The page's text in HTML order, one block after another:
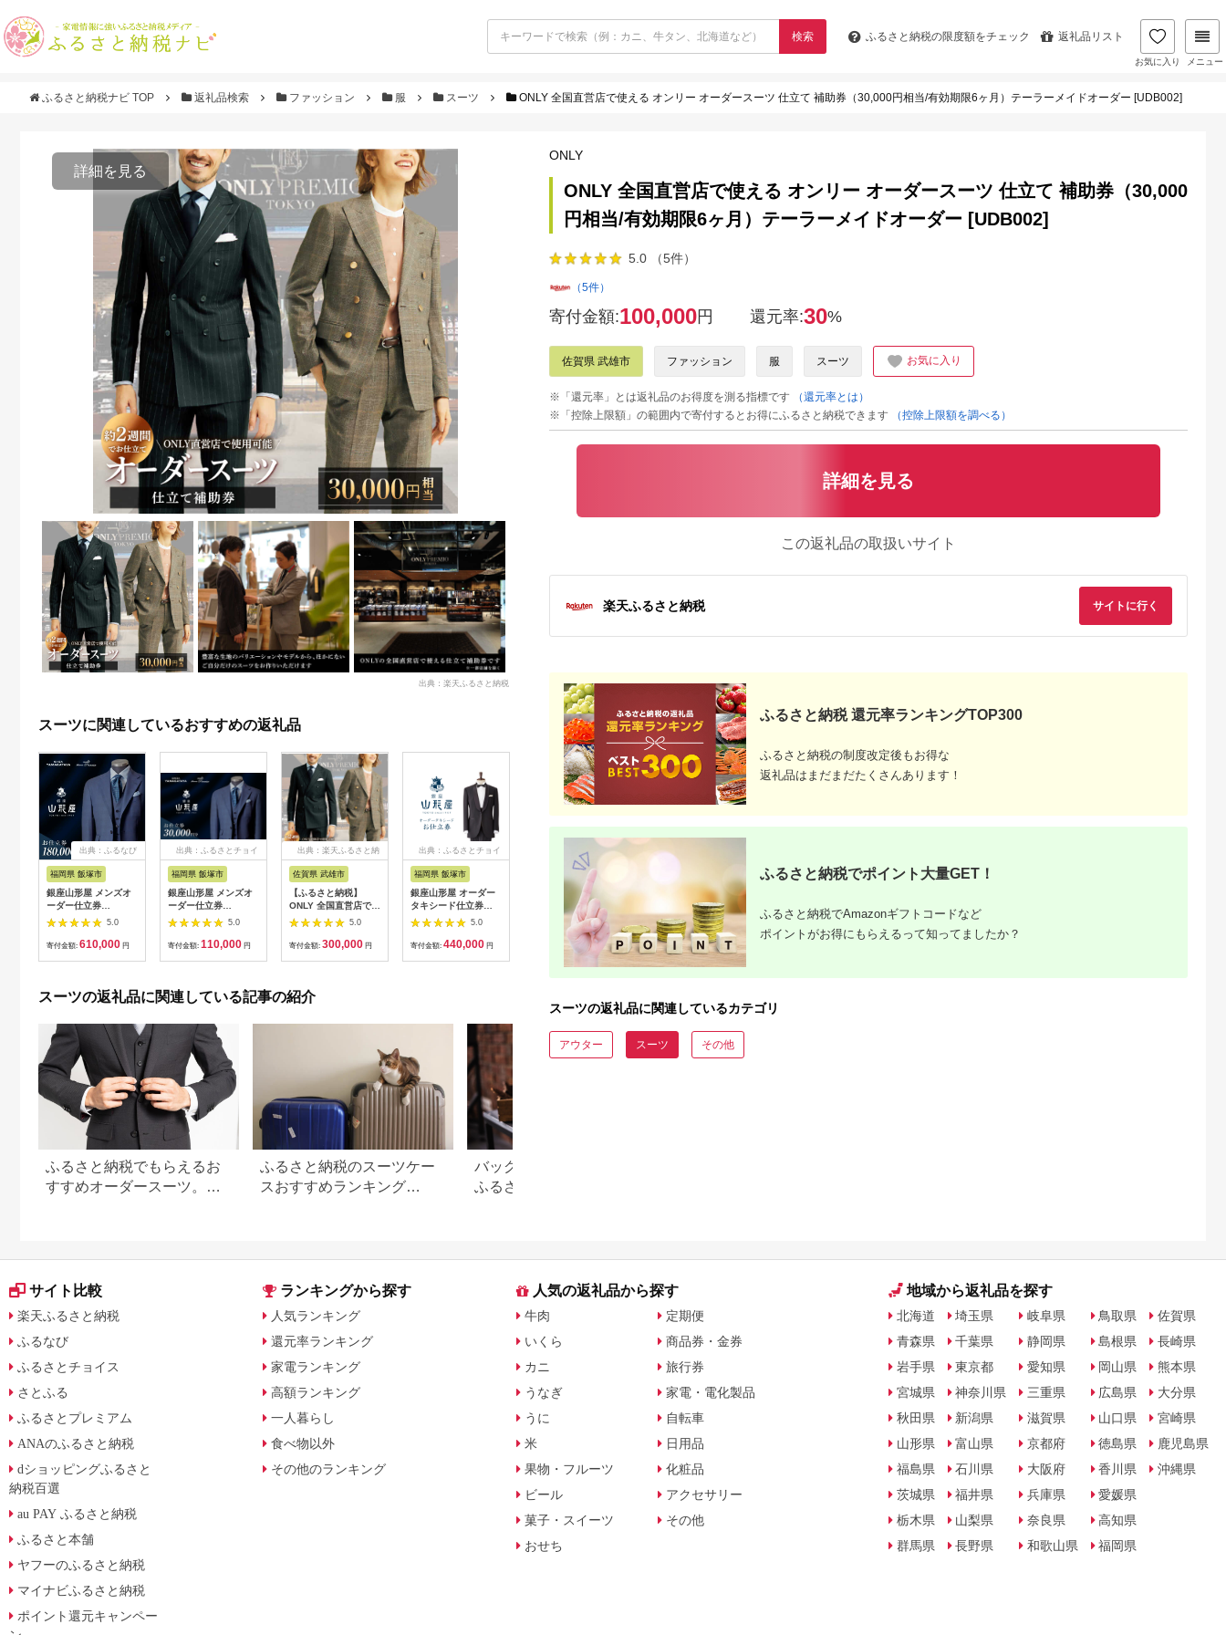
検索 ふるさと納税の限度額をチェック 返礼品リスト
お気に入り メニュー
ふるさと納税ナビ TOP 返礼品検索 ファッション 服 スーツ ONLY 全国直営店で使える オンリー オーダースーツ 仕立て 補助券（30,000円相当/有効期限6ヶ月）テーラーメイドオーダー [UDB002]
詳細を見る
出典：楽天ふるさと納税
スーツに関連しているおすすめの返礼品
出典：ふるなび
福岡県 飯塚市
銀座山形屋 メンズオ
ーダー仕立券
（180,000円分）
【O1-001】オーダー
スーツ オーダー スー
ャケット パンツ ベス
イヤルカスタムオーダ
ー ハイグレード 贈答
ギフト 福岡 飯塚
5.0
寄付金額: 610,000 円
出典：ふるさとチョイ
福岡県 飯塚市
銀座山形屋 メンズオ
ーダー仕立券
（30,000円分）【J1-
5.0
寄付金額: 110,000 円
出典：楽天ふるさと納
佐賀県 武雄市
【ふるさと納税】
ONLY 全国直営店で使
える オンリー オーダ
ースーツ 仕立て 補助
券（90,000円相当/有
ーダースーツ メンズ
レディース チケット
5.0
寄付金額: 300,000 円
出典：ふるさとチョイ
福岡県 飯塚市
銀座山形屋 オーダー
タキシード仕立券
I【国産服地】【M4-
5.0
寄付金額: 440,000 円
【ふるさと納税】
FABRIC TOKYO オー
ダースーツ セットア
ップ お仕立て券 ファ
ブリック東京 ファブ
リックトーキョー オ
ーダーメイド ギフ
発送いたします。(土/
ど除く)
5.0
150,000 円
出典：ふるさとチョイ
銀座山形屋 メンズオ
ーダー仕立券
（60,000円分）【K1-
003】
5.0
寄付金額:210,000
大阪府 貝塚市
券 5万円分
5.0
兵庫県 西脇市
て補助券3,000円分／
ご自身用包装（10-
5.0
贈答利用可（10-66）
スーツの返礼品に関連している記事の紹介
ふるさと納税でもらえるお
すすめオーダースーツ。山
ふるさと納税のスーツケー
スおすすめランキング
バッグやスーツケースも！
ふるさと納税で高還元率の
ONLY
ONLY 全国直営店で使える オンリー オーダースーツ 仕立て 補助券（30,000
円相当/有効期限6ヶ月）テーラーメイドオーダー [UDB002]
5.0 （5件）
（5件）
寄付金額:100,000円 還元率:30%
佐賀県 武雄市 ファッション 服 スーツ お気に入り
※「還元率」とは返礼品のお得度を測る指標です
（還元率とは）
※「控除上限額」の範囲内で寄付するとお得にふるさと納税できます
（控除上限額を調べる）
詳細を見る
この返礼品の取扱いサイト
楽天ふるさと納税 サイトに行く
ふるさと納税 還元率ランキングTOP300
ふるさと納税の制度改定後もお得な
返礼品はまだまだたくさんあります！
ふるさと納税でポイント大量GET！
ふるさと納税でAmazonギフトコードなど
ポイントがお得にもらえるって知ってましたか？
スーツの返礼品に関連しているカテゴリ
アウター スーツ その他
サイト比較
楽天ふるさと納税
ふるなび
ふるさとチョイス
さとふる
ふるさとプレミアム
ANAのふるさと納税
dショッピングふるさと
納税百選
au PAY ふるさと納税
ふるさと本舗
ヤフーのふるさと納税
マイナビふるさと納税
ポイント還元キャンペー
ランキングから探す
人気ランキング
還元率ランキング
家電ランキング
高額ランキング
一人暮らし
食べ物以外
その他のランキング
人気の返礼品から探す
牛肉
いくら
カニ
うなぎ
うに
米
果物・フルーツ
ビール
菓子・スイーツ
おせち
定期便
商品券・金券
旅行券
家電・電化製品
自転車
日用品
化粧品
アクセサリー
その他
地域から返礼品を探す
北海道
青森県
岩手県
宮城県
秋田県
山形県
福島県
茨城県
栃木県
群馬県
埼玉県
千葉県
東京都
神奈川県
新潟県
富山県
石川県
福井県
山梨県
長野県
岐阜県
静岡県
愛知県
三重県
滋賀県
京都府
大阪府
兵庫県
奈良県
和歌山県
鳥取県
島根県
岡山県
広島県
山口県
徳島県
香川県
愛媛県
高知県
福岡県
佐賀県
長崎県
熊本県
大分県
宮崎県
鹿児島県
沖縄県